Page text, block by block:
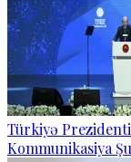
Türkiyə
Kommunikasiya